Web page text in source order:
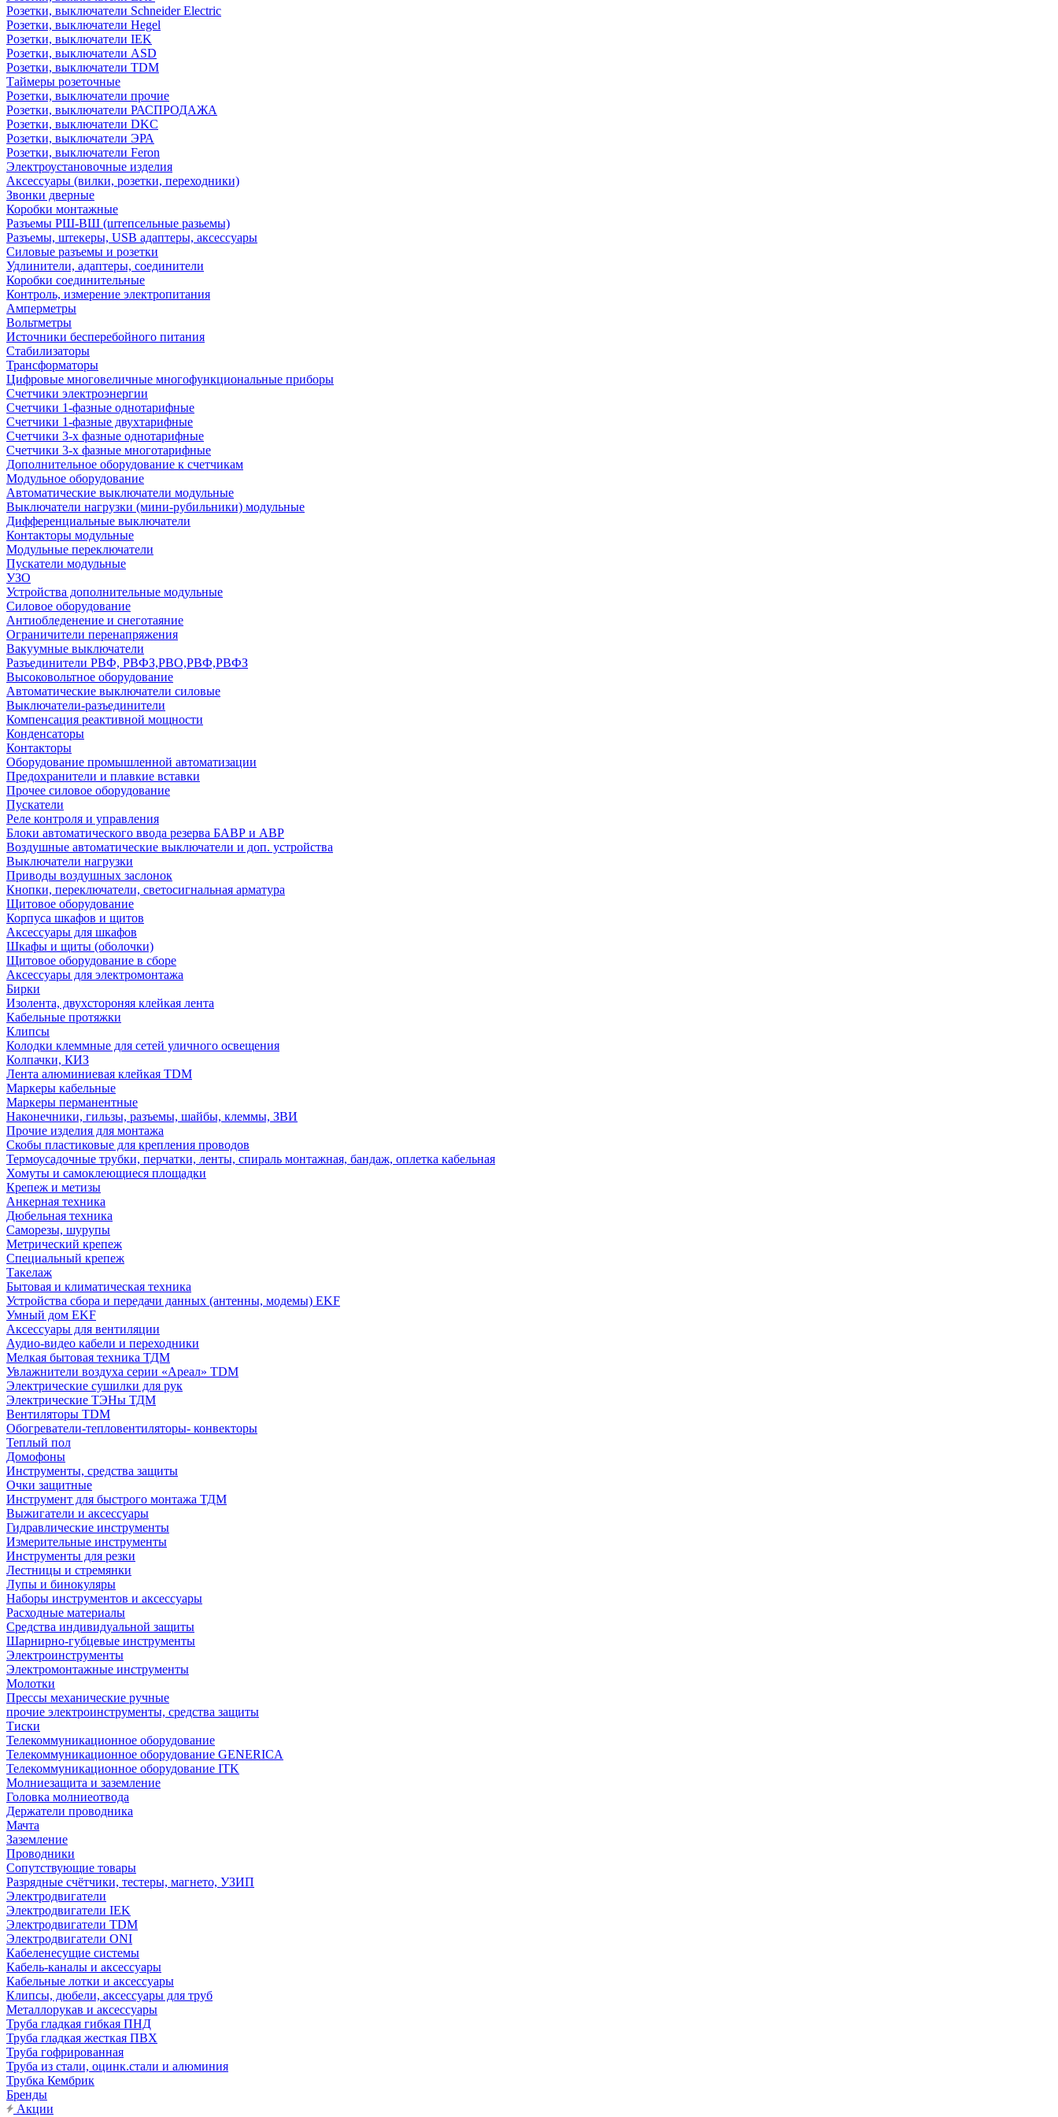
Розетки, выключатели Schneider Electric
Розетки, выключатели Hegel
Розетки, выключатели IEK
Розетки, выключатели ASD
Розетки, выключатели TDM
Таймеры розеточные
Розетки, выключатели прочие
Розетки, выключатели РАСПРОДАЖА
Розетки, выключатели DKC
Розетки, выключатели ЭРА
Розетки, выключатели Feron
Электроустановочные изделия
Аксессуары (вилки, розетки, переходники)
Звонки дверные
Коробки монтажные
Разъемы РШ-ВШ (штепсельные разьемы)
Разъемы, штекеры, USB адаптеры, аксессуары
Силовые разъемы и розетки
Удлинители, адаптеры, соединители
Коробки соединительные
Контроль, измерение электропитания
Амперметры
Вольтметры
Источники бесперебойного питания
Стабилизаторы
Трансформаторы
Цифровые многовеличные многофункциональные приборы
Счетчики электроэнергии
Счетчики 1-фазные однотарифные
Счетчики 1-фазные двухтарифные
Счетчики 3-х фазные однотарифные
Счетчики 3-х фазные многотарифные
Дополнительное оборудование к счетчикам
Модульное оборудование
Автоматические выключатели модульные
Выключатели нагрузки (мини-рубильники) модульные
Дифференциальные выключатели
Контакторы модульные
Модульные переключатели
Пускатели модульные
УЗО
Устройства дополнительные модульные
Силовое оборудование
Антиобледенение и снеготаяние
Ограничители перенапряжения
Вакуумные выключатели
Разъединители РВФ, РВФЗ,РВО,РВФ,РВФЗ
Высоковольтное оборудование
Автоматические выключатели cиловые
Выключатели-разъединители
Компенсация реактивной мощности
Конденсаторы
Контакторы
Оборудование промышленной автоматизации
Предохранители и плавкие вставки
Прочее силовое оборудование
Пускатели
Реле контроля и управления
Блоки автоматического ввода резерва БАВР и АВР
Воздушные автоматические выключатели и доп. устройства
Выключатели нагрузки
Приводы воздушных заслонок
Кнопки, переключатели, светосигнальная арматура
Щитовое оборудование
Корпуса шкафов и щитов
Аксессуары для шкафов
Шкафы и щиты (оболочки)
Щитовое оборудование в сборе
Аксессуары для электромонтажа
Бирки
Изолента, двухстороняя клейкая лента
Кабельные протяжки
Клипсы
Колодки клеммные для сетей уличного освещения
Колпачки, КИЗ
Лента алюминиевая клейкая TDM
Маркеры кабельные
Маркеры перманентные
Наконечники, гильзы, разъемы, шайбы, клеммы, ЗВИ
Прочие изделия для монтажа
Скобы пластиковые для крепления проводов
Термоусадочные трубки, перчатки, ленты, спираль монтажная, бандаж, оплетка кабельная
Хомуты и самоклеющиеся площадки
Крепеж и метизы
Анкерная техника
Дюбельная техника
Саморезы, шурупы
Метрический крепеж
Специальный крепеж
Такелаж
Бытовая и климатическая техника
Устройства сбора и передачи данных (антенны, модемы) EKF
Умный дом EKF
Аксессуары для вентиляции
Аудио-видео кабели и переходники
Мелкая бытовая техника ТДМ
Увлажнители воздуха серии «Ареал» TDM
Электрические сушилки для рук
Электрические ТЭНы ТДМ
Вентиляторы TDM
Обогреватели-тепловентиляторы- конвекторы
Теплый пол
Домофоны
Инструменты, средства защиты
Очки защитные
Инструмент для быстрого монтажа ТДМ
Выжигатели и аксессуары
Гидравлические инструменты
Измерительные инструменты
Инструменты для резки
Лестницы и стремянки
Лупы и бинокуляры
Наборы инструментов и аксессуары
Расходные материалы
Средства индивидуальной защиты
Шарнирно-губцевые инструменты
Электроинструменты
Электромонтажные инструменты
Молотки
Прессы механические ручные
прочие электроинструменты, средства защиты
Тиски
Телекоммуникационное оборудование
Телекоммуникационное оборудование GENERICA
Телекоммуникационное оборудование ITK
Молниезащита и заземление
Головка молниеотвода
Держатели проводника
Мачта
Заземление
Проводники
Сопутствующие товары
Разрядные счётчики, тестеры, магнето, УЗИП
Электродвигатели
Электродвигатели IEK
Электродвигатели TDM
Электродвигатели ONI
Кабеленесущие системы
Кабель-каналы и аксессуары
Кабельные лотки и аксессуары
Клипсы, дюбели, аксессуары для труб
Металлорукав и аксессуары
Труба гладкая гибкая ПНД
Труба гладкая жесткая ПВХ
Труба гофрированная
Труба из стали, оцинк.стали и алюминия
Трубка Кембрик
Бренды
Акции